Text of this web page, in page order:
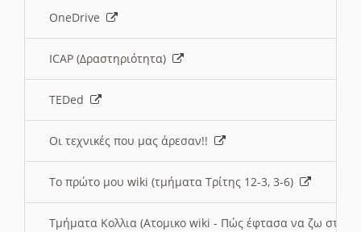
OneDrive
ICAP (Δραστηριότητα)
TEDed
Οι τεχνικές που μας άρεσαν!!
Το πρώτο μου wiki (τμήματα Τρίτης 12-3, 3-6)
Τμήματα Κολλια (Ατομικο wiki - Πώς έφτασα να ζω στην